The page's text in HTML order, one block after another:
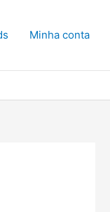
Minha conta